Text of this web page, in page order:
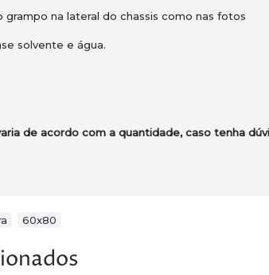
grampo na lateral do chassis como nas fotos
solvente e água.
de acordo com a quantidade, caso tenha
60x80